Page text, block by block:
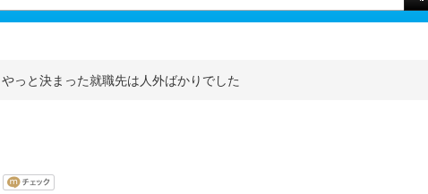
やっと決まった就職先は人外ばかりでした